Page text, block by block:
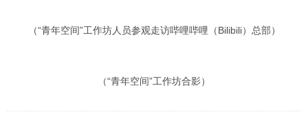
（“青年空间”工作坊人员参观走访哔哩哔哩（Bilibili）总部）
（“青年空间”工作坊合影）